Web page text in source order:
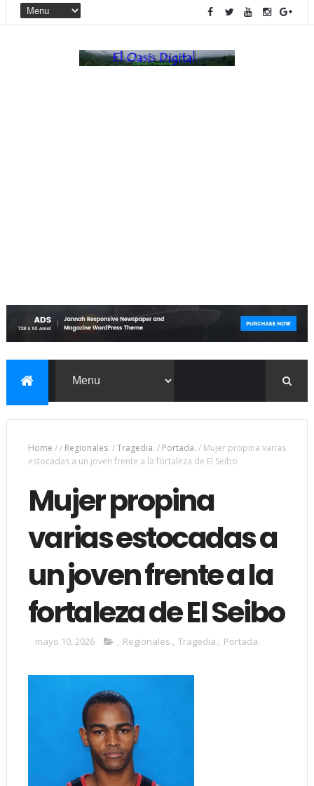
Home // Regionales. /Tragedia. / Portada. / Mujer propina varias
estocadas a un joven frente a la fortaleza de El Seibo
Mujer propina
varias estocadas a
un joven frente a la
fortaleza de El Seibo
mayo 10, 2026 , Regionales., Tragedia., Portada.